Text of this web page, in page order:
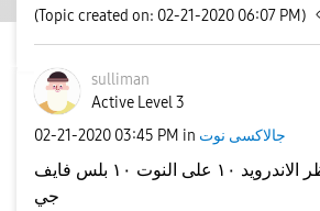
(Topic created on: 02-21-2020 06:07 PM)
sulliman
Active Level 3
‎02-21-2020 03:45 PM in جالاكسى نوت
الى متى واحنا ننتظر الاندرويد ١٠ على النوت ١٠ بلس فايف
جي